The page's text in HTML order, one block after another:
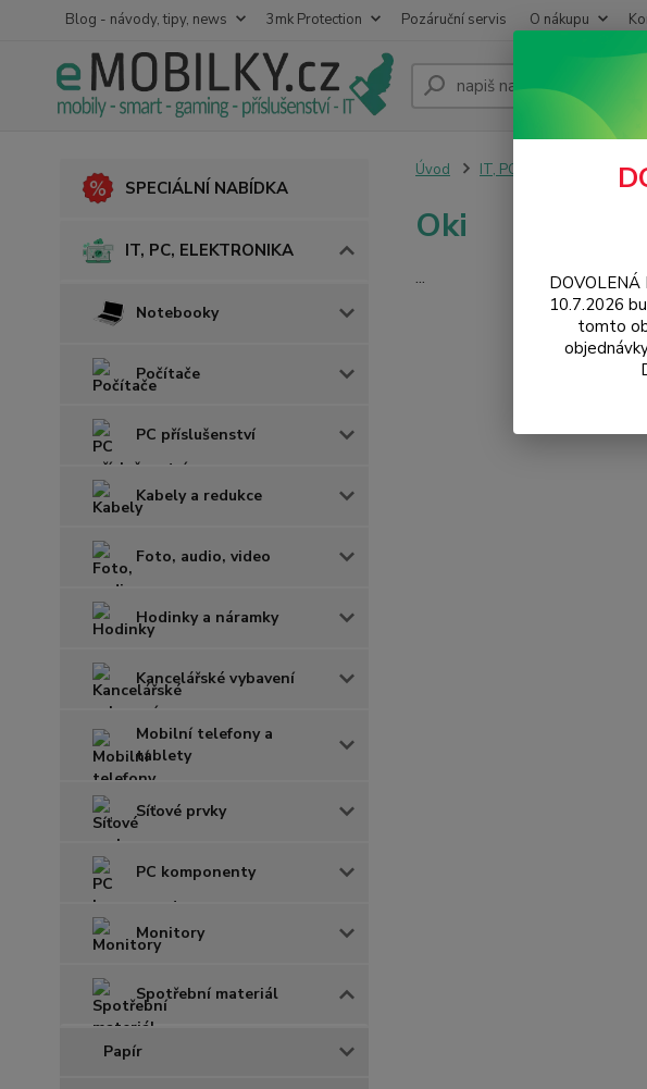
Blog - návody, tipy, news 3mk Protection Pozáruční servis O nákupu
SPECIÁLNÍ NABÍDKA
IT, PC, ELEKTRONIKA
Notebooky
Počítače
PC příslušenství
Kabely a redukce
Foto, audio, video
Hodinky a náramky
Kancelářské vybavení
Mobilní telefony a
tablety
Síťové prvky
PC komponenty
Monitory
Spotřební materiál
Papír
Úvod IT, PC, ELEKTRONIKA
Oki
...
10.7.2026
tomto